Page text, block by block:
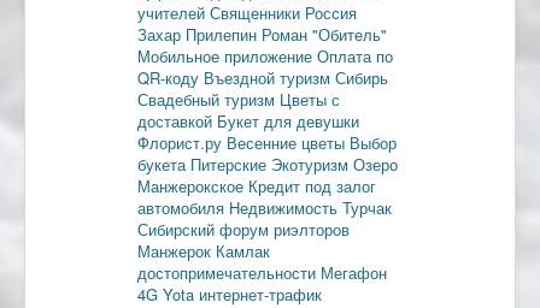
учителей Священники Россия
Захар Прилепин Роман "Обитель"
Мобильное приложение Оплата по
QR-коду Въездной туризм Сибирь
Свадебный туризм Цветы с
доставкой Букет для девушки
Флорист.ру Весенние цветы Выбор
букета Питерские Экотуризм Озеро
Манжерокское Кредит под залог
автомобиля Недвижимость Турчак
Сибирский форум риэлторов
Манжерок Камлак
достопримечательности Мегафон
4G Yota интернет-трафик